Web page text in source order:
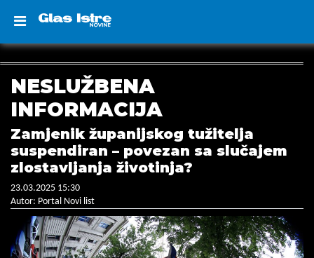
NESLUŽBENA
INFORMACIJA
Zamjenik županijskog tužitelja
suspendiran – povezan sa slučajem
zlostavljanja životinja?
23.03.2025 15:30
Autor: Portal Novi list